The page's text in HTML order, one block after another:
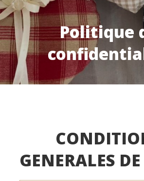
Politique
GENERALES